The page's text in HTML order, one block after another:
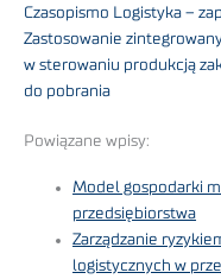
Czasopismo Logistyka –
Zastosowanie
w sterowaniu produkcją
do pobrania
Powiązane wpisy:
Model gospodarki
przedsiębiorstwa
Zarządzanie
logistycznych w